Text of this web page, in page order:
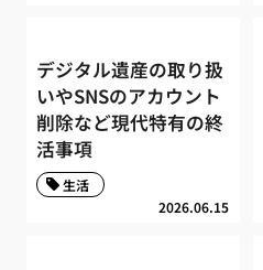
デジタル遺産の取り扱
いやSNSのアカウント
削除など現代特有の終
活事項
2026.06.15
生活